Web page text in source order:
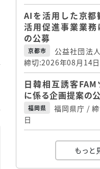
AIを活用した京都
活用促進事業業
の公募
京都市
公益社団法
締切:2026年08月14日
日韓相互誘客
に係る企画提案の
福岡県
福岡県庁 /
日
もっと